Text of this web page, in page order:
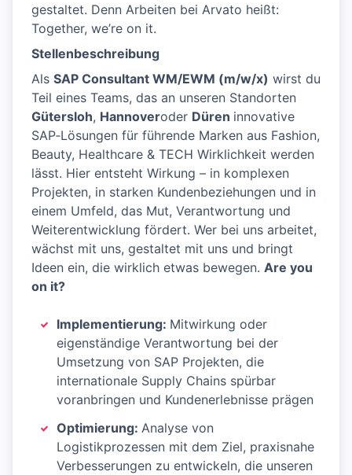
gestaltet. Denn Arbeiten bei Arvato heißt:
Together, we’re on it.
Stellenbeschreibung
Als SAP Consultant WM/EWM (m/w/x) wirst du
Teil eines Teams, das an unseren Standorten
Gütersloh, Hannoveroder Düren innovative
SAP‑Lösungen für führende Marken aus Fashion,
Beauty, Healthcare & TECH Wirklichkeit werden
lässt. Hier entsteht Wirkung – in komplexen
Projekten, in starken Kundenbeziehungen und in
einem Umfeld, das Mut, Verantwortung und
Weiterentwicklung fördert. Wer bei uns arbeitet,
wächst mit uns, gestaltet mit uns und bringt
Ideen ein, die wirklich etwas bewegen. Are you
on it?
Implementierung: Mitwirkung oder
eigenständige Verantwortung bei der
Umsetzung von SAP Projekten, die
internationale Supply Chains spürbar
voranbringen und Kundenerlebnisse prägen
Optimierung: Analyse von
Logistikprozessen mit dem Ziel, praxisnahe
Verbesserungen zu entwickeln, die unseren